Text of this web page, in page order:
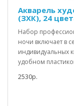
Акварель
(ЗХК), 24
Набор
ночи включает в
индивидуальных
удобном
2530р.